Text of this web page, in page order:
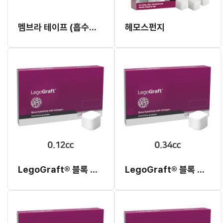
멤브라 테이프 (흡수성 콜라겐 테이프) 헤모스펀지
LegoGraft® 블록 타입 0.12cc LegoGraft® 블록 타입 0.34cc